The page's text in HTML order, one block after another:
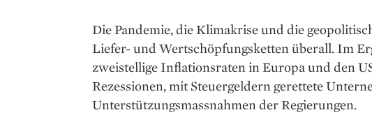
Die Pandemie, die Klimakrise und die
Liefer- und Wertschöpfungsketten überall. Im
zweistellige Inflationsraten in Europa und den
Rezessionen, mit Steuergeldern gerettete
Unterstützungsmassnahmen der Regierungen.